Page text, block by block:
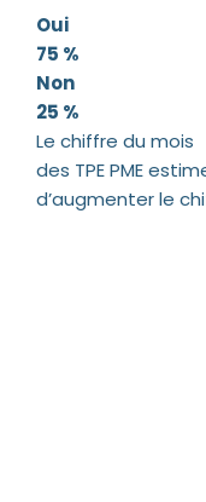
Oui
75 %
Non
25 %
Le chiffre du mois
des TPE PME
d’augmenter le